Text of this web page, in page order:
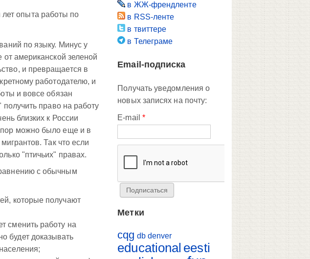
опыта работы по
по языку. Минус у
американской зеленой
и превращается в
работодателю, и
и вовсе обязан
получить право на работу
близких к России
можно было еще и в
Так что если
"птичьих" правах.
с обычным
которые получают
сменить работу на
будет доказывать
в ЖЖ-френдленте
в RSS-ленте
в твиттере
в Телеграме
Email-подписка
Получать уведомления о
новых записях на почту:
E-mail *
Метки
cqg db denver
educational eesti